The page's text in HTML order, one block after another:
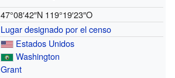
47°08′42″N 119°19′23″O
Lugar designado por el censo
Estados Unidos
Washington
Grant